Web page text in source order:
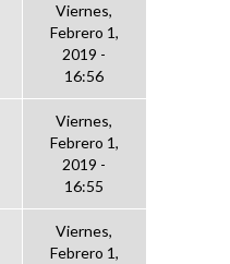
Viernes,
Febrero 1,
2019 -
16:56
Viernes,
Febrero 1,
2019 -
16:55
Viernes,
Febrero 1,